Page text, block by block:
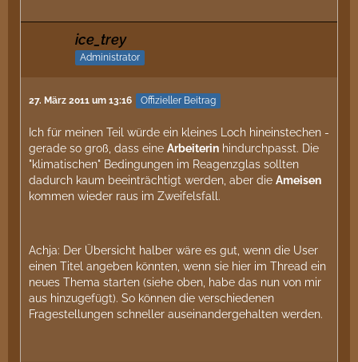
ice_trey
Administrator
27. März 2011 um 13:16 Offizieller Beitrag
Ich für meinen Teil würde ein kleines Loch hineinstechen -
gerade so groß, dass eine Arbeiterin hindurchpasst. Die
"klimatischen" Bedingungen im Reagenzglas sollten
dadurch kaum beeinträchtigt werden, aber die Ameisen
kommen wieder raus im Zweifelsfall.
Achja: Der Übersicht halber wäre es gut, wenn die User
einen Titel angeben könnten, wenn sie hier im Thread ein
neues Thema starten (siehe oben, habe das nun von mir
aus hinzugefügt). So können die verschiedenen
Fragestellungen schneller auseinandergehalten werden.